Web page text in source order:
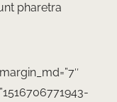
pharetra